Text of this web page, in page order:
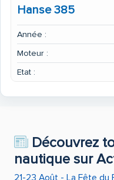
Hanse 385
Année :
Moteur :
Etat :
Découvrez
nautique sur